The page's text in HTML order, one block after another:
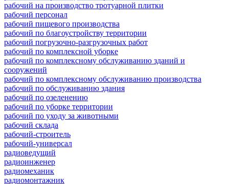
рабочий на производство тротуарной плитки
рабочий персонал
рабочий пищевого производства
рабочий по благоустройству территории
рабочий погрузочно-разгрузочных работ
рабочий по комплексной уборке
рабочий по комплексному обслуживанию зданий и
сооружений
рабочий по комплексному обслуживанию производства
рабочий по обслуживанию здания
рабочий по озеленению
рабочий по уборке территории
рабочий по уходу за животными
рабочий склада
рабочий-строитель
рабочий-универсал
радиоведущий
радиоинженер
радиомеханик
радиомонтажник